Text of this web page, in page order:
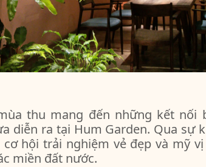
thu mang đến những kết nối
diễn ra tại Hum Garden. Qua sự
hội trải nghiệm vẻ đẹp và mỹ
miền đất nước.